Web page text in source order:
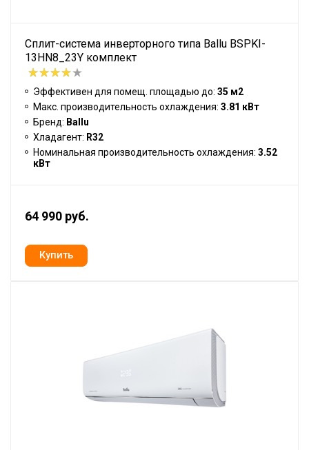
Сплит-система инверторного типа Ballu BSPKI-
13HN8_23Y комплект
Эффективен для помещ. площадью до: 35 м2
Макс. производительность охлаждения: 3.81 кВт
Бренд: Ballu
Хладагент: R32
Номинальная производительность охлаждения: 3.52
кВт
64 990 руб.